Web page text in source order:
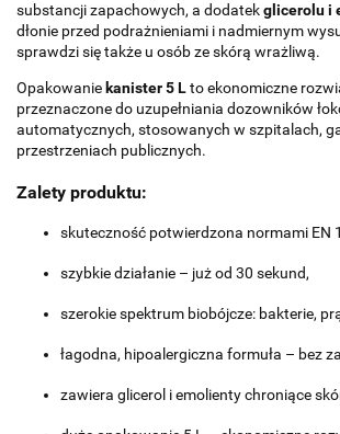
substancji zapachowych, a dodatekglicerolu i
dłonie przed podrażnieniami i nadmiernym
sprawdzi się także u osób ze skórą wrażliwą.
Opakowanie kanister 5 Lto ekonomiczne
przeznaczone do uzupełniania dozowników
automatycznych, stosowanych w szpitalach,
przestrzeniach publicznych.
Zalety produktu:
skuteczność potwierdzona normami EN
szybkie działanie – już od 30 sekund,
szerokie spektrum biobójcze: bakterie,
łagodna, hipoalergiczna formuła – bez
zawiera glicerol i emolienty chroniące